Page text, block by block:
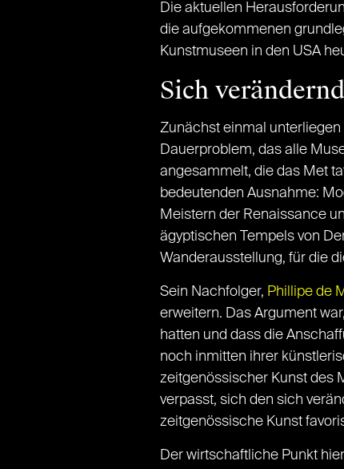
Die aktuellen
die aufgekommenen
Kunstmuseen in den USA
Sich
Zunächst einmal
Dauerproblem, das alle
angesammelt, die das Met
bedeutenden Ausnahme:
Meistern der Renaissance
ägyptischen Tempels von
Wanderausstellung, für die
Sein Nachfolger, Phillipe de
erweitern. Das Argument
hatten und dass die
noch inmitten ihrer
zeitgenössischer Kunst des
verpasst, sich den sich
zeitgenössische Kunst
Der wirtschaftliche Punkt